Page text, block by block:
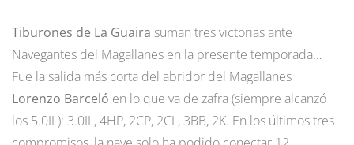
Tiburones de La Guaira suman tres victorias ante
Navegantes del Magallanes en la presente temporada…
Fue la salida más corta del abridor del Magallanes
Lorenzo Barceló en lo que va de zafra (siempre alcanzó
los 5.0IL): 3.0IL, 4HP, 2CP, 2CL, 3BB, 2K. En los últimos tres